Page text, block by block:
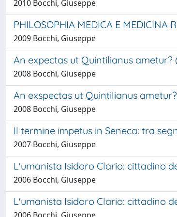
2010 Bocchi, Giuseppe
PHILOSOPHIA MEDICA E MEDICINA
2009 Bocchi, Giuseppe
An expectas ut Quintilianus
2008 Bocchi, Giuseppe
An exspectas ut Quintilianus
2008 Bocchi, Giuseppe
Il termine impetus in Seneca: tra
2007 Bocchi, Giuseppe
L'umanista Isidoro Clario: cittadino
2006 Bocchi, Giuseppe
L'umanista Isidoro Clario: cittadino